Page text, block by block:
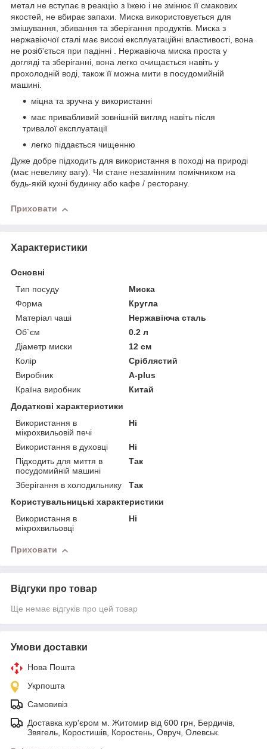
метал не вступає в реакцію з їжею і не змінює її смакових
якостей, не вбирає запахи. Миска використовується для
змішування, збивання та зберігання продуктів. Миска з
нержавіючої сталі має високі експлуатаційні властивості, вона
не розіб'ється при падінні . Нержавіюча миска проста у
догляді та зберіганні, вона легко очищається навіть у
прохолодній воді, також її можна мити в посудомийній
машині.
міцна та зручна у використанні
має привабливий зовнішній вигляд навіть після
тривалої експлуатації
легко піддається чищенню
Дуже добре підходить для використання в поході на природі
(має невелику вагу). Чи стане незамінним помічником на
будь-якій кухні будинку або кафе / ресторану.
Приховати
Характеристики
Основні
Тип посуду
Миска
Форма
Кругла
Матеріал чаші
Нержавіюча сталь
Об`єм
0.2 л
Діаметр миски
12 см
Колір
Сріблястий
Виробник
A-plus
Країна виробник
Китай
Додаткові характеристики
Використання в
мікрохвильовій печі
Ні
Використання в духовці
Ні
Підходить для миття в
посудомийній машині
Так
Зберігання в холодильнику
Так
Користувальницькі характеристики
Використання в
мікрохвильовці
Ні
Приховати
Відгуки про товар
Ще немає відгуків про цей товар
Умови доставки
Нова Пошта
Укрпошта
Самовивіз
Доставка кур'єром м. Житомир від 600 грн, Бердичів,
Звягель, Коростишів, Коростень, Овруч, Олевськ.